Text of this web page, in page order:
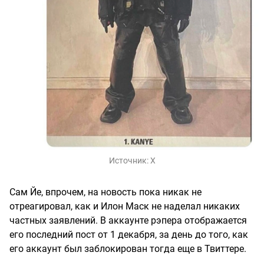
Источник:X
Сам Йе, впрочем, на новость пока никак не
отреагировал, как и Илон Маск не наделал никаких
частных заявлений. В аккаунте рэпера отображается
его последний пост от 1 декабря, за день до того, как
его аккаунт был заблокирован тогда еще в Твиттере.